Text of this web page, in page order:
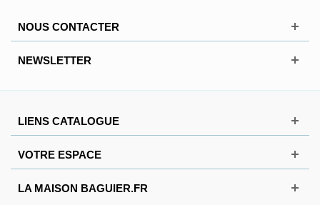
NOUS CONTACTER
NEWSLETTER
LIENS CATALOGUE
VOTRE ESPACE
LA MAISON BAGUIER.FR